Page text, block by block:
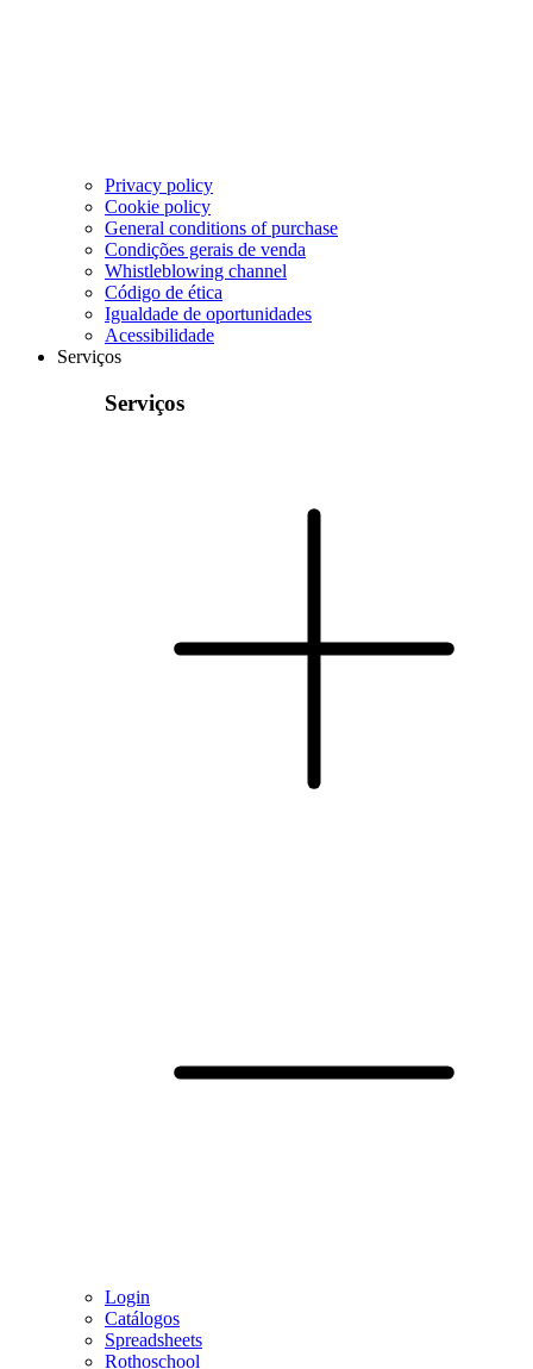
Privacy policy
Cookie policy
General conditions of purchase
Condições gerais de venda
Whistleblowing channel
Código de ética
Igualdade de oportunidades
Acessibilidade
Serviços
Serviços
Login
Catálogos
Spreadsheets
Rothoschool